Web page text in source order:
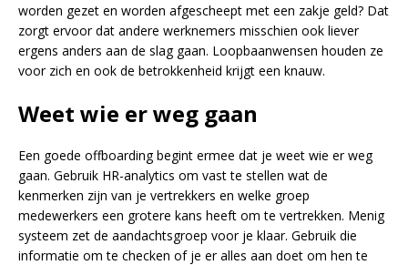
worden gezet en worden afgescheept met een zakje geld? Dat
zorgt ervoor dat andere werknemers misschien ook liever
ergens anders aan de slag gaan. Loopbaanwensen houden ze
voor zich en ook de betrokkenheid krijgt een knauw.
Weet wie er weg gaan
Een goede offboarding begint ermee dat je weet wie er weg
gaan. Gebruik HR-analytics om vast te stellen wat de
kenmerken zijn van je vertrekkers en welke groep
medewerkers een grotere kans heeft om te vertrekken. Menig
systeem zet de aandachtsgroep voor je klaar. Gebruik die
informatie om te checken of je er alles aan doet om hen te